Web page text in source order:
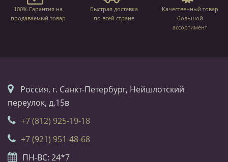
100% Гарантия на
продаваемый товар
Быстрая доставка
по всей стране
Качественный товар
большой
ассортимент
Россия, г. Санкт-Петербург, Нейшлотский
переулок, д.15в
+7 (812) 925-19-18
+7 (921) 951-48-68
ПН-ВС: 24*7